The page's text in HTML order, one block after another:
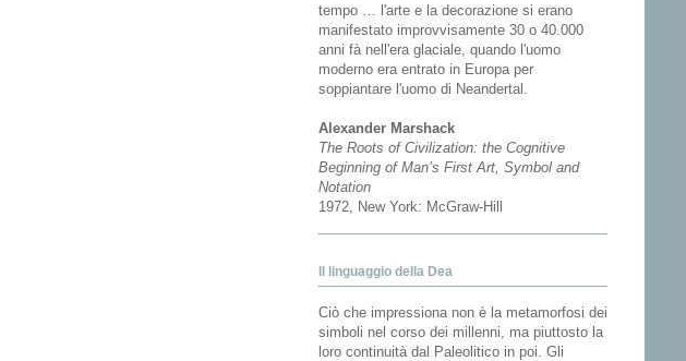
tempo … l'arte e la decorazione si erano
manifestato improvvisamente 30 o 40.000
anni fà nell'era glaciale, quando l'uomo
moderno era entrato in Europa per
soppiantare l'uomo di Neandertal.
Alexander Marshack
The Roots of Civilization: the Cognitive
Beginning of Man’s First Art, Symbol and
Notation
1972, New York: McGraw-Hill
Il linguaggio della Dea
Ciò che impressiona non è la metamorfosi dei
simboli nel corso dei millenni, ma piuttosto la
loro continuità dal Paleolitico in poi. Gli